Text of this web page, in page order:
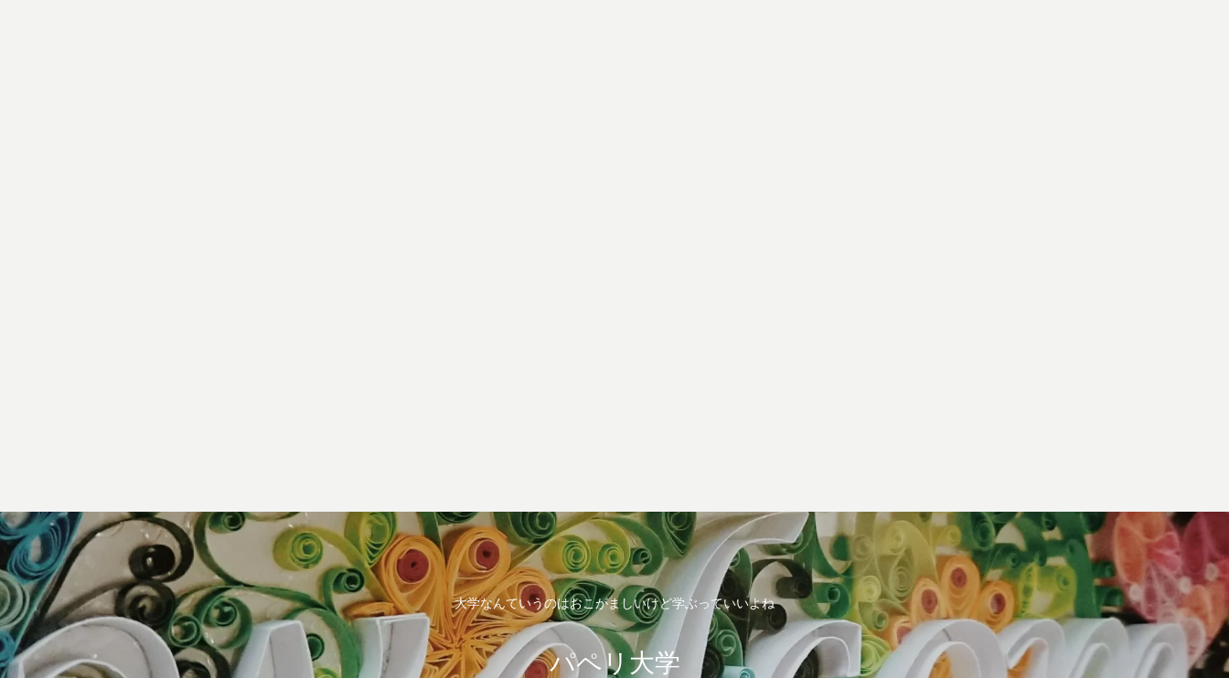
大学なんていうのはおこがましいけど学ぶっていいよね
パペリ大学